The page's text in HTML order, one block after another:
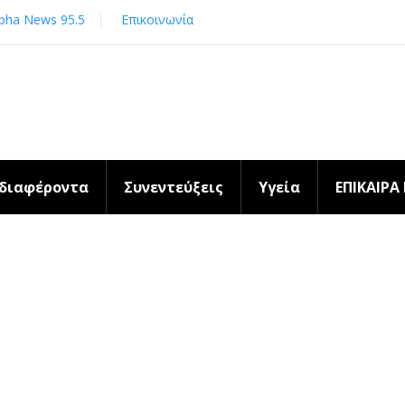
News 95.5 Επικοινωνία
Συνεντεύξεις Υγεία